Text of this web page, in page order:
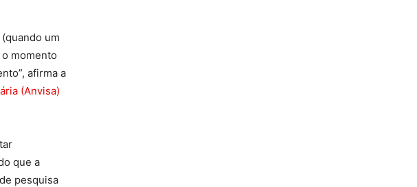
um
momento
afirma a
(Anvisa)
que a
pesquisa